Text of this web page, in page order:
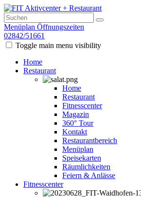
Menüplan Öffnungszeiten
02842/51661
Toggle main menu visibility
Home
Restaurant
Home
Restaurant
Fitnesscenter
Magazin
360° Tour
Kontakt
Restaurantbereich
Menüplan
Speisekarten
Räumlichkeiten
Feiern & Anlässe
Fitnesscenter